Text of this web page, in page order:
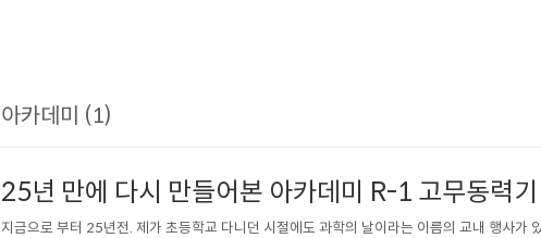
아카데미 (1)
25년 만에 다시 만들어본 아카데미 R-1 고무동력기
지금으로 부터 25년전. 제가 초등학교 다니던 시절에도 과학의 날이라는 이름의 교내 행사가